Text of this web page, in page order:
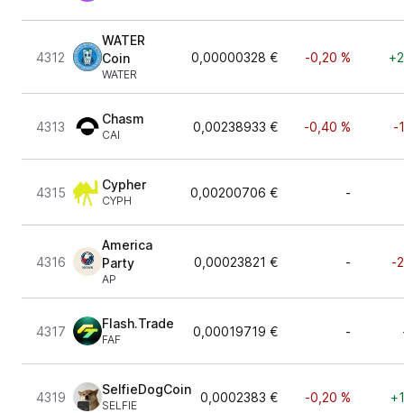
4312
WATER
Coin
WATER
0,00000328 € -0,20 %
4313
Chasm
CAI
0,00238933 € -0,40 % -
4315
Cypher
CYPH
0,00200706 € -
4316
America
Party
AP
0,00023821 € - -
4317
Flash.Trade
FAF
0,00019719 € -
4319
SelfieDogCoin
SELFIE
0,0002383 € -0,20 %